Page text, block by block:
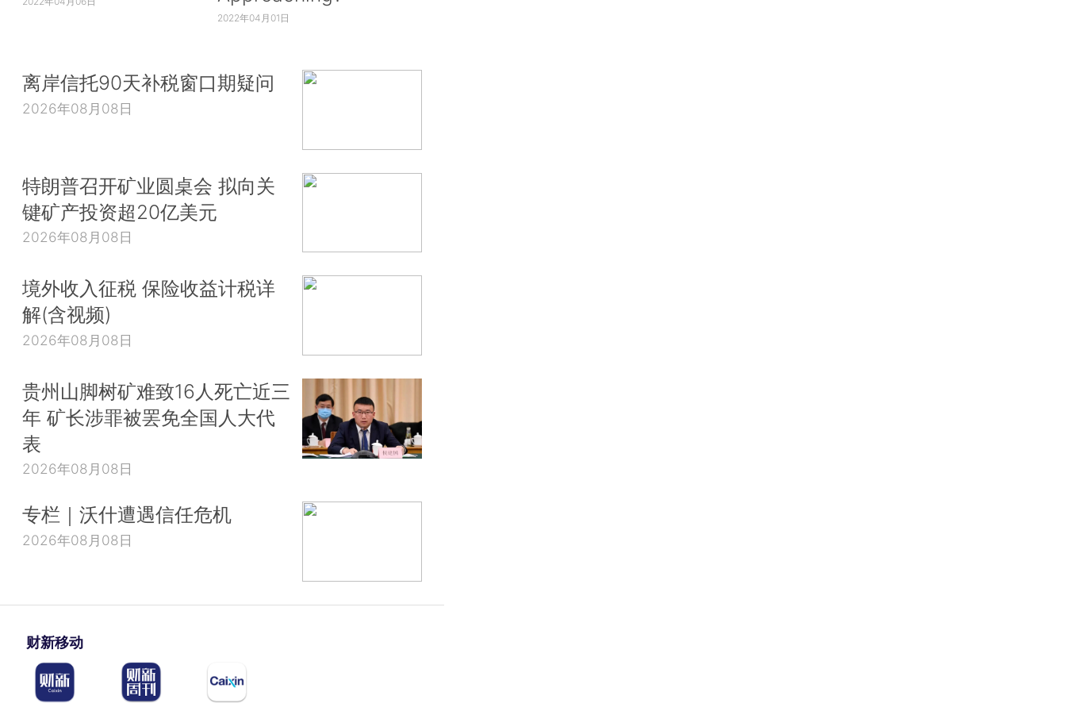
2022年04月01日
离岸信托90天补税窗口期疑问
2026年08月08日
特朗普召开矿业圆桌会 拟向关
键矿产投资超20亿美元
2026年08月08日
境外收入征税 保险收益计税详
解(含视频)
2026年08月08日
贵州山脚树矿难致16人死亡近三
年 矿长涉罪被罢免全国人大代
表
2026年08月08日
专栏｜沃什遭遇信任危机
2026年08月08日
财新移动